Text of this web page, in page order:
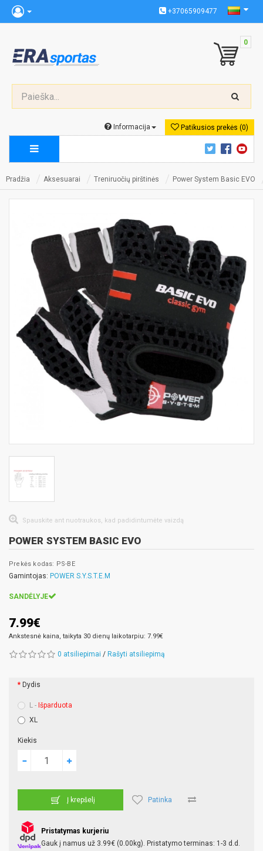
+37065909477
0
Patikusios prekės (0)
Informacija
Pradžia Aksesuarai Treniruočių pirštinės Power System Basic EVO
Spauskite ant nuotraukos, kad padidintumėte vaizdą
POWER SYSTEM BASIC EVO
Prekės kodas: PS-BE
Gamintojas: POWER S.Y.S.T.E.M
SANDĖLYJE
7.99€
Ankstesnė kaina, taikyta 30 dienų laikotarpiu: 7.99€
0 atsiliepimai / Rašyti atsiliepimą
Dydis
L - Išparduota
XL
Kiekis
Į krepšelį Patinka
Pristatymas kurjeriu
Gauk į namus už 3.99€ (0.00kg). Pristatymo terminas: 1-3 d.d.